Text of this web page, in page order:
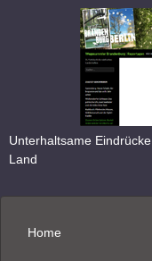
Unterhaltsame
Land
Home